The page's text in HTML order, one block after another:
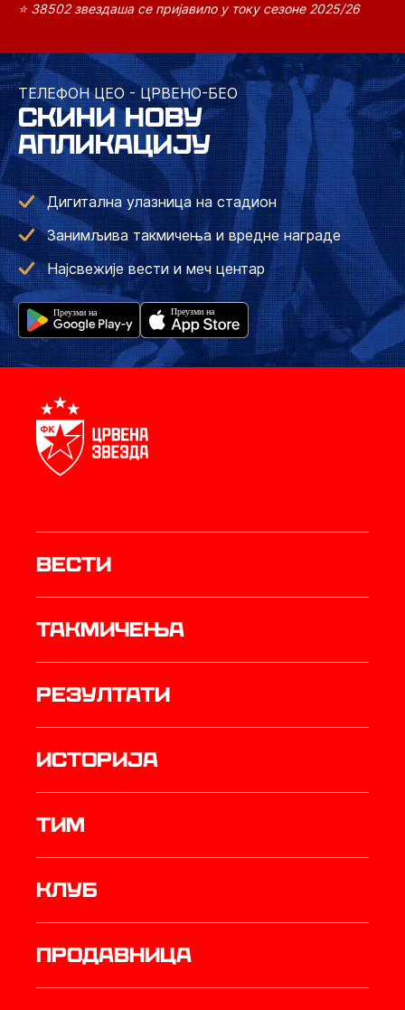
⭐ 38502 звездаша се пријавило у току сезоне 2025/26
ТЕЛЕФОН ЦЕО - ЦРВЕНО-БЕО
СКИНИ НОВУ
АПЛИКАЦИЈУ
Дигитална улазница на стадион
Занимљива такмичења и вредне награде
Најсвежије вести и меч центар
Вести
Такмичења
резултати
историја
ТИМ
Клуб
продавница